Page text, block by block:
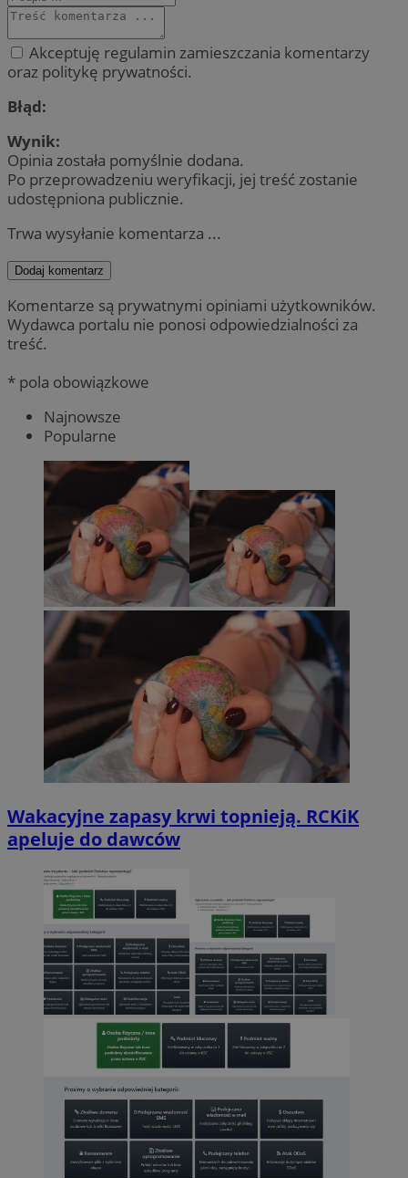
Akceptuję regulamin zamieszczania komentarzy
oraz politykę prywatności.
Błąd:
Wynik:
Opinia została pomyślnie dodana.
Po przeprowadzeniu weryfikacji, jej treść zostanie
udostępniona publicznie.
Trwa wysyłanie komentarza ...
Dodaj komentarz
Komentarze są prywatnymi opiniami użytkowników.
Wydawca portalu nie ponosi odpowiedzialności za
treść.
* pola obowiązkowe
Najnowsze
Popularne
Wakacyjne zapasy krwi topnieją. RCKiK
apeluje do dawców